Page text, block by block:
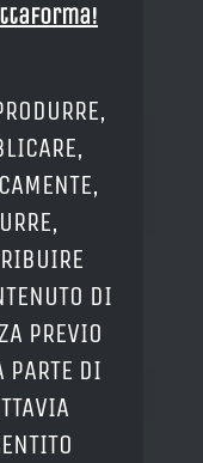
DI
PREVIO
PARTE DI